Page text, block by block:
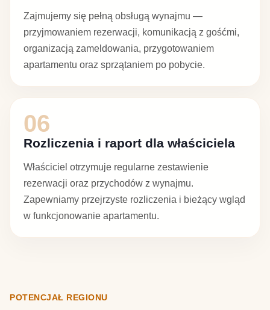
Zajmujemy się pełną obsługą wynajmu —
przyjmowaniem rezerwacji, komunikacją z gośćmi,
organizacją zameldowania, przygotowaniem
apartamentu oraz sprzątaniem po pobycie.
06
Rozliczenia i raport dla właściciela
Właściciel otrzymuje regularne zestawienie
rezerwacji oraz przychodów z wynajmu.
Zapewniamy przejrzyste rozliczenia i bieżący wgląd
w funkcjonowanie apartamentu.
POTENCJAŁ REGIONU